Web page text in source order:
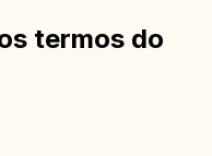
termos do